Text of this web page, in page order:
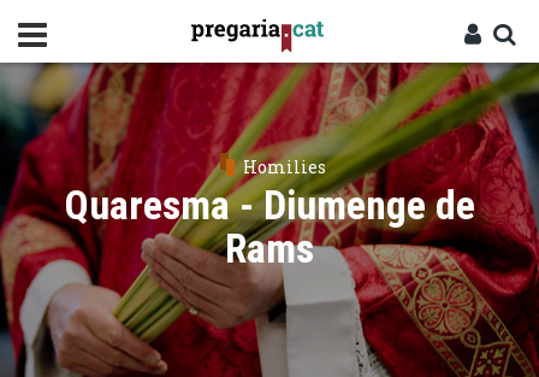
contingut
Entra
Cercador
Homilies
Quaresma - Diumenge de
Rams